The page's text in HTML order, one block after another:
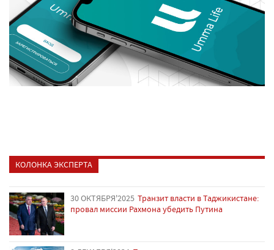
КОЛОНКА ЭКСПЕРТА
30 ОКТЯБРЯ'2025 Транзит власти в Таджикистане:
провал миссии Рахмона убедить Путина